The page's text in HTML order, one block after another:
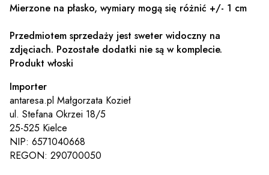
Mierzone na płasko, wymiary mogą się różnić +/- 1 cm
Przedmiotem sprzedaży jest sweter widoczny na
zdjęciach. Pozostałe dodatki nie są w komplecie.
Produkt włoski
Importer
antaresa.pl Małgorzata Kozieł
ul. Stefana Okrzei 18/5
25-525 Kielce
NIP: 6571040668
REGON: 290700050